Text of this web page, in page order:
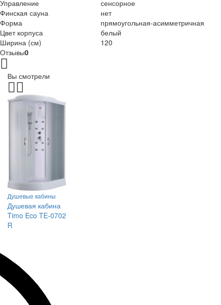
Управление
сенсорное
Финская сауна
нет
Форма
прямоугольная-асимметричная
Цвет корпуса
белый
Ширина (см)
120
Отзывы0
Вы смотрели
Душевые кабины
Душевая кабина
Timo Eco TE-0702
R